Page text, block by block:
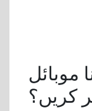
موبائل
کریں؟